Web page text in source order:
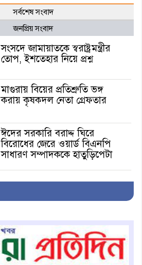
সর্বশেষ সংবাদ
জনপ্রিয় সংবাদ
সংসদে জামায়াতকে স্বরাষ্ট্রমন্ত্রীর
তোপ, ইশতেহার নিয়ে প্রশ্ন
মাগুরায় বিয়ের প্রতিশ্রুতি ভঙ্গ
করায় কৃষকদল নেতা গ্রেফতার
ঈদের সরকারি বরাদ্দ ঘিরে
বিরোধের জেরে ওয়ার্ড বিএনপি
সাধারণ সম্পাদককে হাতুড়িপেটা
লোভ সংবরণ করতে পারলেন না
অনূর্ধ্ব-১৭ জাতীয় চ্যাম্পিয়ন মাগুরা
ফুটবল দলকে সংবর্ধনা